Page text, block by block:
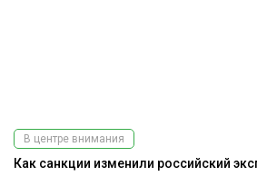
В центре внимания
Как санкции изменили российский